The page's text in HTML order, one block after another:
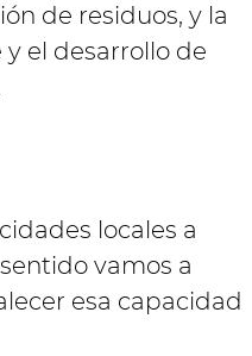
de residuos, y la
el desarrollo de
locales a
vamos a
esa capacidad